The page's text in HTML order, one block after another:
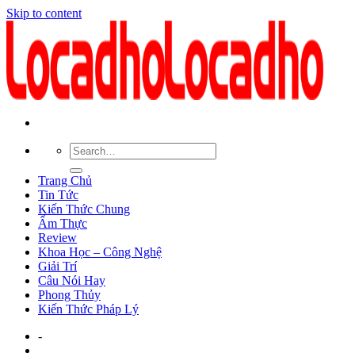
Skip to content
Trang Chủ
Tin Tức
Kiến Thức Chung
Ẩm Thực
Review
Khoa Học – Công Nghệ
Giải Trí
Câu Nói Hay
Phong Thủy
Kiến Thức Pháp Lý
-